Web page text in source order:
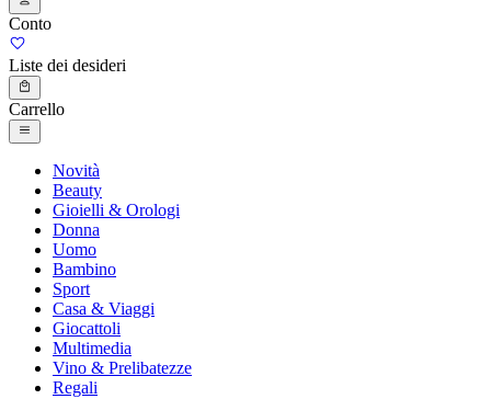
Conto
Liste dei desideri
Carrello
Novità
Beauty
Gioielli & Orologi
Donna
Uomo
Bambino
Sport
Casa & Viaggi
Giocattoli
Multimedia
Vino & Prelibatezze
Regali